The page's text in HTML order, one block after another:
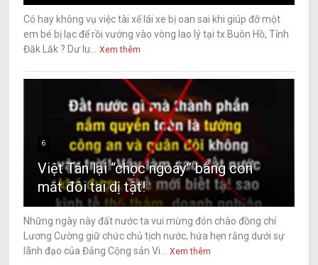
Có hay không vụ việc tài xế lái xe bị oan sai khi giúp đỡ một
em bé bị lạc để rồi vướng vào vòng lao lý tại tx Buôn Hồ, Tỉnh
Đăk Lăk ? Dư lu...
Xem thêm
6
Việt Tân lại “chọc ngoáy” bằng con
mắt đôi tai dị tật!
Những ngày này đất nước ta vui mừng đón chào đồng chí
Lương Cường giữ chức chủ tịch nước, hứa hẹn rằng dưới sự
lãnh đạo của Đảng Cộng sản Vi...
Xem thêm